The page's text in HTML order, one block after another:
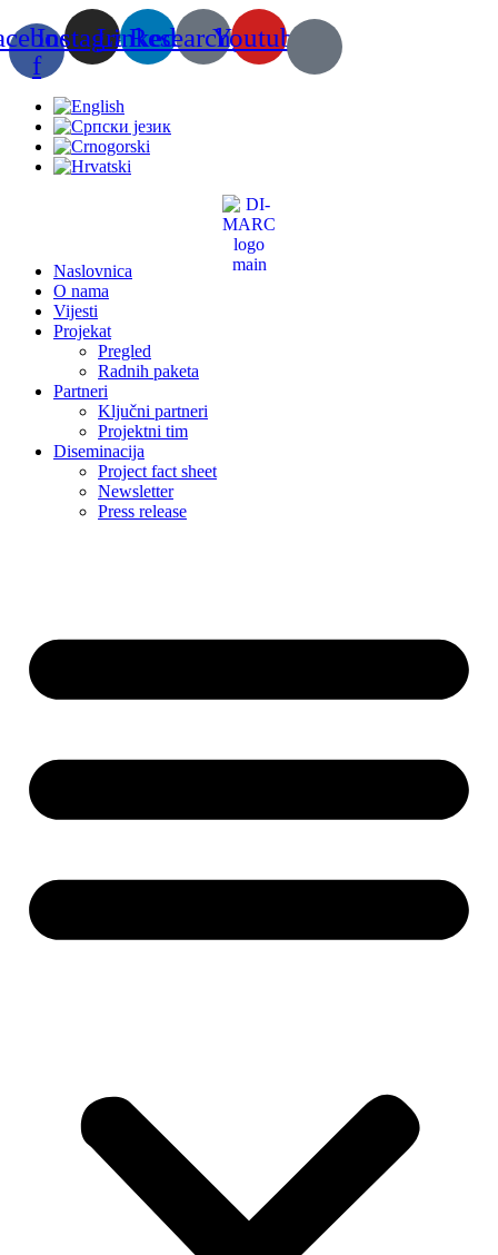
to
content
f
InstagramLinkedin
Researchgate
Youtube
Naslovnica
O nama
Vijesti
Projekat
Pregled
Radnih paketa
Partneri
Ključni partneri
Projektni tim
Diseminacija
Project fact sheet
Newsletter
Press release